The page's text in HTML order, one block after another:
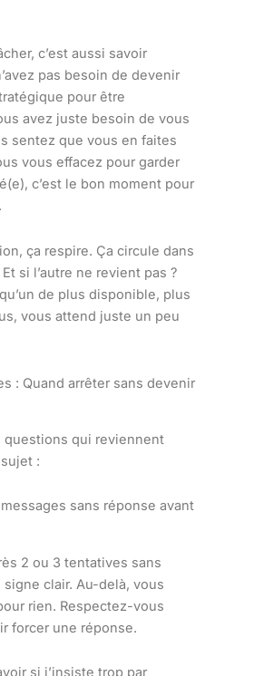
c’est aussi savoir
pas besoin de devenir
pour être
avez juste besoin de vous
sentez que vous en faites
vous effacez pour garder
c’est le bon moment pour
ça respire. Ça circule dans
si l’autre ne revient pas ?
de plus disponible, plus
vous attend juste un peu
: Quand arrêter sans devenir
questions qui reviennent
:
sans réponse avant
2 ou 3 tentatives sans
signe clair. Au-delà, vous
rien. Respectez-vous
forcer une réponse.
si j’insiste trop par